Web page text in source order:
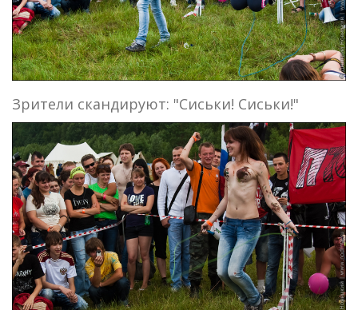
Зрители скандируют: "Сиськи! Сиськи!"